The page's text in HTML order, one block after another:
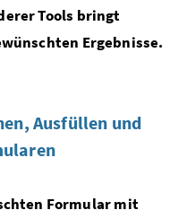
Tools bringt
Ergebnisse.
Ausfüllen und
Formular mit